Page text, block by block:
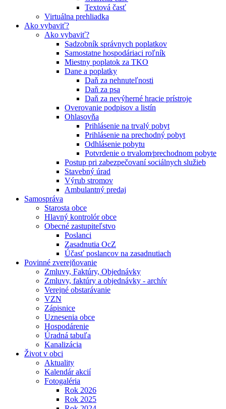
Textová časť
Virtuálna prehliadka
Ako vybaviť?
Ako vybaviť?
Sadzobník správnych poplatkov
Samostatne hospodáriaci roľník
Miestny poplatok za TKO
Dane a poplatky
Daň za nehnuteľnosti
Daň za psa
Daň za nevýherné hracie prístroje
Overovanie podpisov a listín
Ohlasovňa
Prihlásenie na trvalý pobyt
Prihlásenie na prechodný pobyt
Odhlásenie pobytu
Potvrdenie o trvalom⁄prechodnom pobyte
Postup pri zabezpečovaní sociálnych služieb
Stavebný úrad
Výrub stromov
Ambulantný predaj
Samospráva
Starosta obce
Hlavný kontrolór obce
Obecné zastupiteľstvo
Poslanci
Zasadnutia OcZ
Účasť poslancov na zasadnutiach
Povinné zverejňovanie
Zmluvy, Faktúry, Objednávky
Zmluvy, faktúry a objednávky - archív
Verejné obstarávanie
VZN
Zápisnice
Uznesenia obce
Hospodárenie
Úradná tabuľa
Kanalizácia
Život v obci
Aktuality
Kalendár akcií
Fotogaléria
Rok 2026
Rok 2025